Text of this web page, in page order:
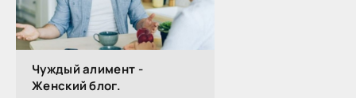
Чуждый алимент -
Женский блог.